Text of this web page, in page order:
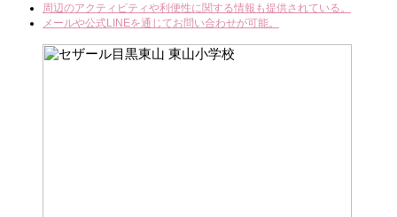
周辺のアクティビティや利便性に関する情報も提供されている。
メールや公式LINEを通じてお問い合わせが可能。